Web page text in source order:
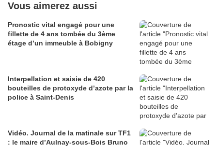
Vous aimerez aussi
Pronostic vital engagé pour une
fillette de 4 ans tombée du 3ème
étage d’un immeuble à Bobigny
Interpellation et saisie de 420
bouteilles de protoxyde d’azote par la
police à Saint-Denis
Vidéo. Journal de la matinale sur TF1
: le maire d’Aulnay-sous-Bois Bruno